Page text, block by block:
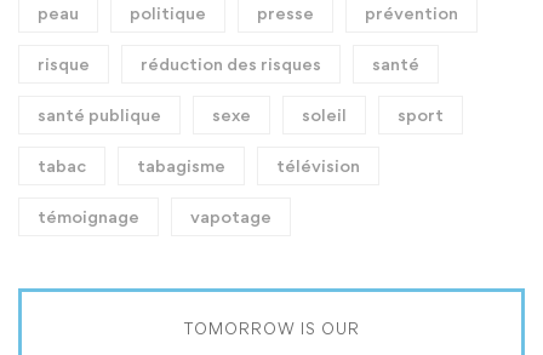
peau politique presse prévention
risque réduction des risques santé
santé publique sexe soleil sport
tabac tabagisme télévision
témoignage vapotage
TOMORROW IS OUR